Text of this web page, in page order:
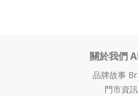
關於我們
品牌故事
門市資